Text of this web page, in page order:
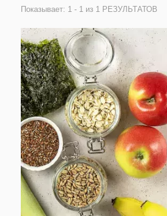
Показывает: 1 - 1 из 1 РЕЗУЛЬТАТОВ